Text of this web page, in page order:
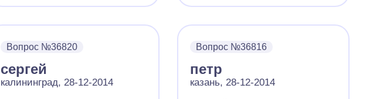
Вопрос №36820
сергей
калининград, 28-12-2014
Вопрос №36816
петр
казань, 28-12-2014